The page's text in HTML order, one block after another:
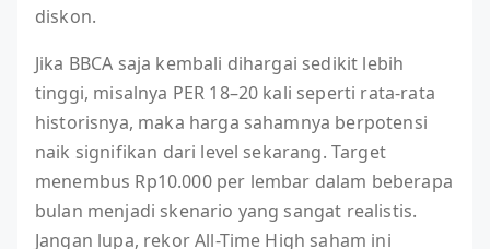
diskon.
Jika BBCA saja kembali dihargai sedikit lebih
tinggi, misalnya PER 18–20 kali seperti rata-rata
historisnya, maka harga sahamnya berpotensi
naik signifikan dari level sekarang. Target
menembus Rp10.000 per lembar dalam beberapa
bulan menjadi skenario yang sangat realistis.
Jangan lupa, rekor All-Time High saham ini